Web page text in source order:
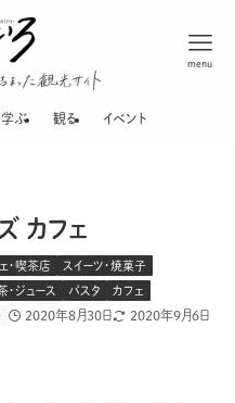
menu
学ぶ 観る イベント
カフェ
・喫茶店 スイーツ・焼菓子
・ジュース パスタ カフェ
2020年8月30日 2020年9月6日